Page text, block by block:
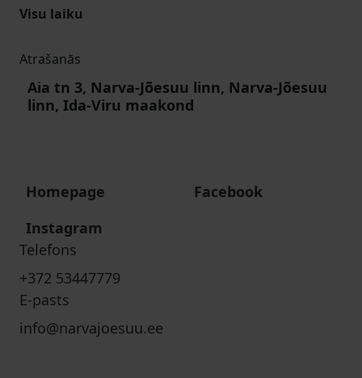
Visu laiku
Atrašanās
Aia tn 3, Narva-Jõesuu linn, Narva-Jõesuu
linn, Ida-Viru maakond
Homepage
Facebook
Instagram
Telefons
+372 53447779
E-pasts
info@narvajoesuu.ee